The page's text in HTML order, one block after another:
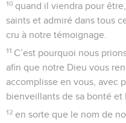
10 quand il viendra pour
saints et admiré dans tous
cru à notre témoignage.
11 C’est pourquoi nous
afin que notre Dieu vous
accomplisse en vous, avec
bienveillants de sa bonté
12 en sorte que le nom de